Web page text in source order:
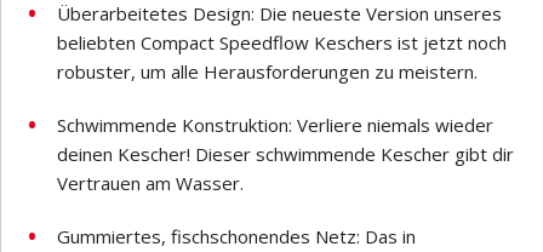
Überarbeitetes Design: Die neueste Version unseres
beliebten Compact Speedflow Keschers ist jetzt noch
robuster, um alle Herausforderungen zu meistern.
Schwimmende Konstruktion: Verliere niemals wieder
deinen Kescher! Dieser schwimmende Kescher gibt dir
Vertrauen am Wasser.
Gummiertes, fischschonendes Netz: Das in